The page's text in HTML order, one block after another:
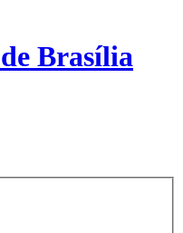
Brasília